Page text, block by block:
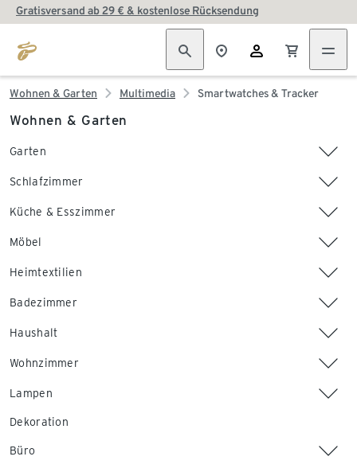
Gratisversand ab 29 € & kostenlose Rücksendung
Wohnen & Garten Multimedia Smartwatches & Tracker
Wohnen & Garten
Garten
Schlafzimmer
Küche & Esszimmer
Möbel
Heimtextilien
Badezimmer
Haushalt
Wohnzimmer
Lampen
Dekoration
Büro